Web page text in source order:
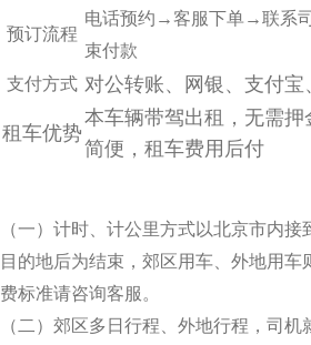
预订流程
电话预约→客服下单→联系
束付款
支付方式 对公转账、网银、支付
租车优势
本车辆带驾出租，无需
简便，租车费用后付
（一）计时、计公里方式以北京市内接
目的地后为结束，郊区用车、外地用车
费标准请咨询客服。
（二）郊区多日行程、外地行程，司机